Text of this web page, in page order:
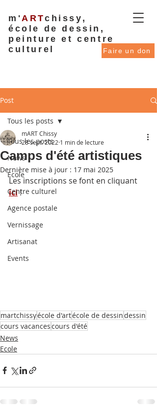
m'ARTchissy,
école de dessin,
peinture et centre
culturel
Faire un don
Post
Tous les posts
News
Ecole
Centre culturel
Agence postale
Vernissage
Artisanat
Events
Tous les posts
Camps d'été artistiques
mART Chissy
28 sept. 2022 1 min de lecture
Dernière mise à jour : 17 mai 2025
Les inscriptions se font en cliquant
ici !
martchissyécole d'artécole de dessindessin
cours vacancescours d'été
News
Ecole